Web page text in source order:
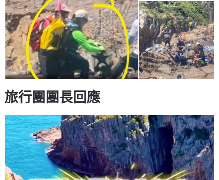
旅行團 團長回應